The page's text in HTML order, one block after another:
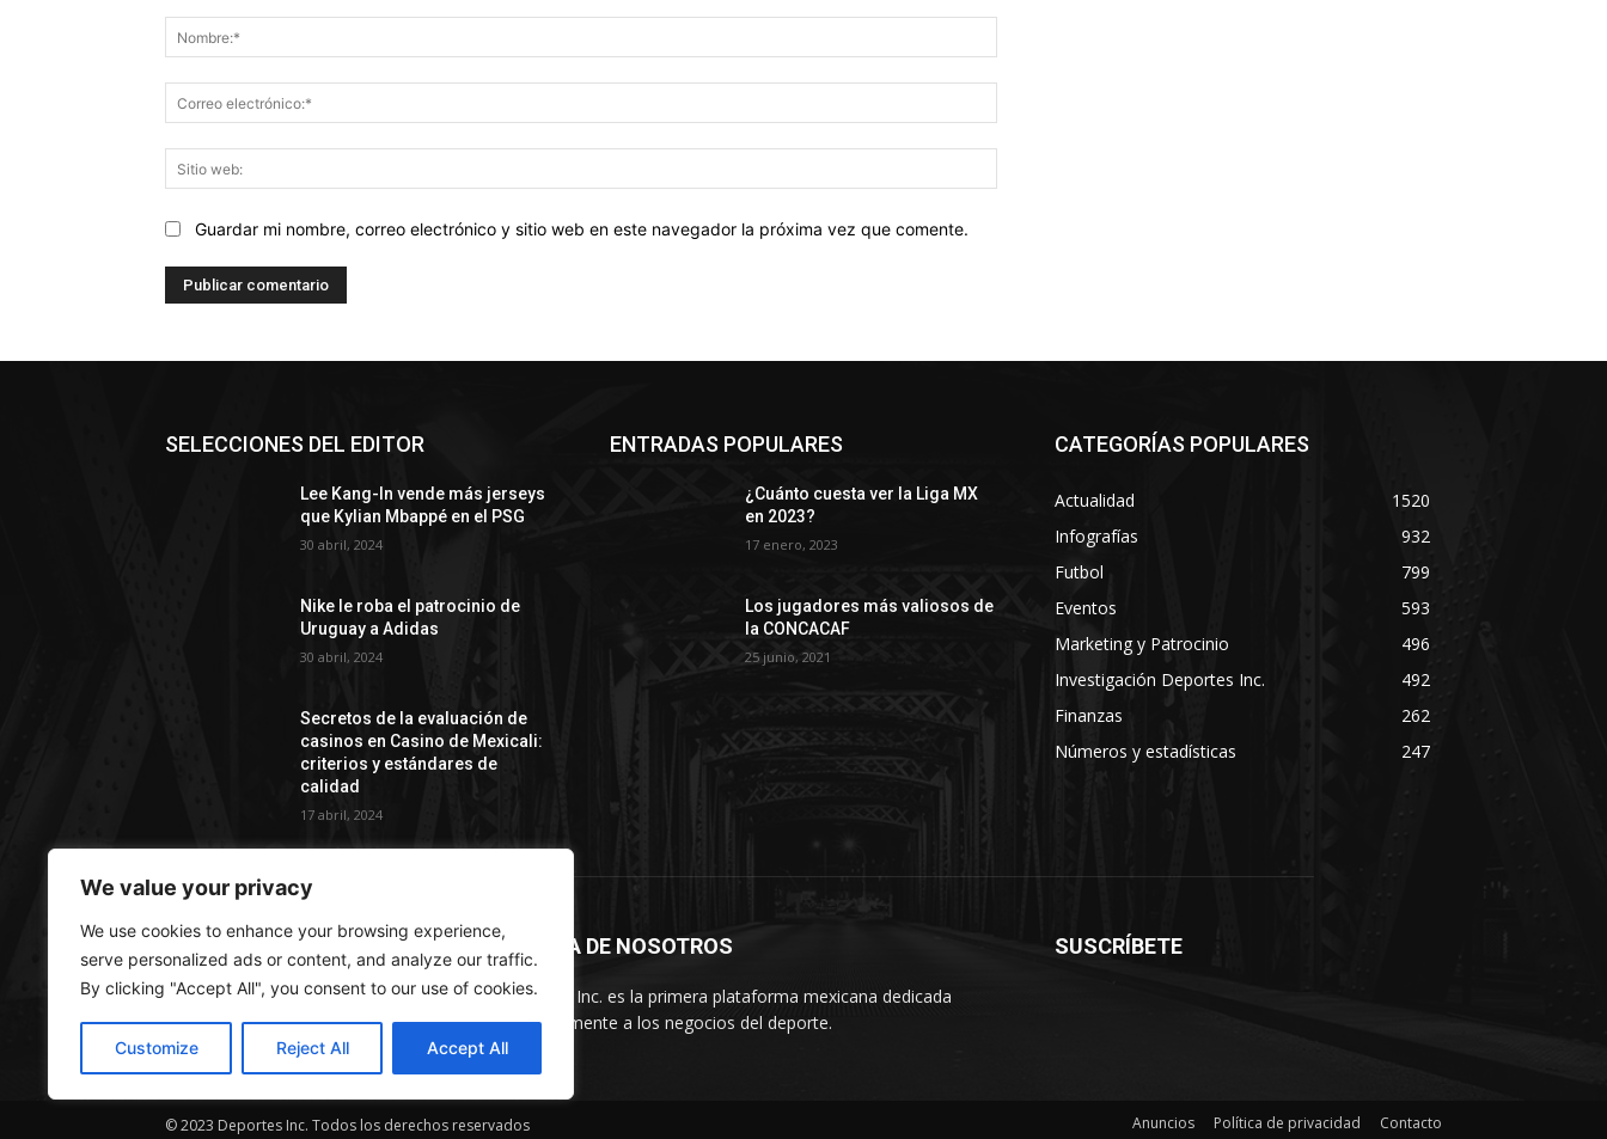
We value your privacy
We use cookies to enhance your browsing experience,
serve personalized ads or content, and analyze our traffic.
By clicking "Accept All", you consent to our use of cookies.
Customize Reject All Accept All
electrónico:*
web:
Guardar mi nombre, correo electrónico y sitio web en este navegador la próxima vez que comente.
SELECCIONES DEL EDITOR
Lee Kang-In vende más jerseys
que Kylian Mbappé en el PSG
30 abril, 2024
Nike le roba el patrocinio de
Uruguay a Adidas
30 abril, 2024
Secretos de la evaluación de
casinos en Casino de Mexicali:
сriterios y estándares de
calidad
17 abril, 2024
ENTRADAS POPULARES
¿Cuánto cuesta ver la Liga MX
en 2023?
17 enero, 2023
Los jugadores más valiosos de
la CONCACAF
25 junio, 2021
CATEGORÍAS POPULARES
Actualidad
1520
Infografías
932
Futbol
799
Eventos
593
Marketing y Patrocinio
496
Investigación Deportes Inc.
492
Finanzas
262
Números y estadísticas
247
ACERCA DE NOSOTROS
Deportes Inc. es la primera plataforma mexicana dedicada
exclusivamente a los negocios del deporte.
SUSCRÍBETE
© 2023 Deportes Inc. Todos los derechos reservados Anuncios Política de privacidad Contacto